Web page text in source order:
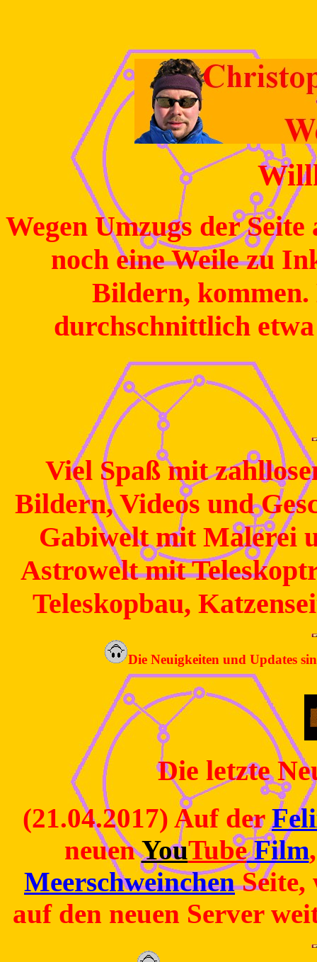
Wegen Umzugs der
noch eine Weile zu
Bildern, kommen.
durchschnittlich
Viel Spaß mit
Bildern, Videos und
Gabiwelt mit Malerei
Astrowelt mit
Teleskopbau,
Die Neuigkeiten und Updates
Die letzte
(21.04.2017) Auf der
neuenYouTubeFilm
MeerschweinchenSeite,
auf den neuen Server